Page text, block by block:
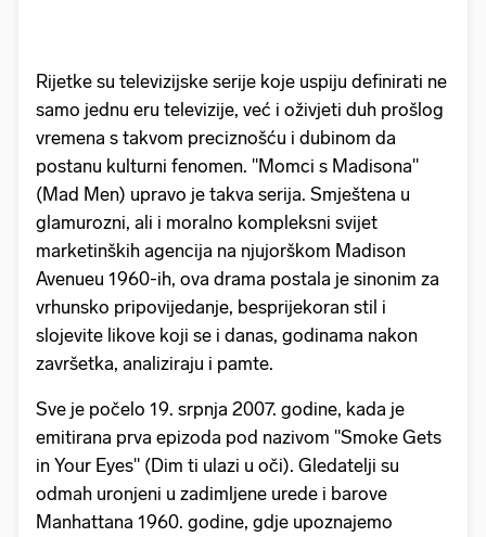
Rijetke su televizijske serije koje uspiju definirati ne
samo jednu eru televizije, već i oživjeti duh prošlog
vremena s takvom preciznošću i dubinom da
postanu kulturni fenomen. "Momci s Madisona"
(Mad Men) upravo je takva serija. Smještena u
glamurozni, ali i moralno kompleksni svijet
marketinških agencija na njujorškom Madison
Avenueu 1960-ih, ova drama postala je sinonim za
vrhunsko pripovijedanje, besprijekoran stil i
slojevite likove koji se i danas, godinama nakon
završetka, analiziraju i pamte.
Sve je počelo 19. srpnja 2007. godine, kada je
emitirana prva epizoda pod nazivom "Smoke Gets
in Your Eyes" (Dim ti ulazi u oči). Gledatelji su
odmah uronjeni u zadimljene urede i barove
Manhattana 1960. godine, gdje upoznajemo